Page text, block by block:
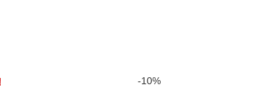
-10%